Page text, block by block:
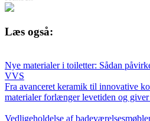
Læs også:
Nye materialer i toiletter: Sådan
VVS
Fra avanceret keramik til innovative
materialer forlænger levetiden og
Vedligeholdelse af